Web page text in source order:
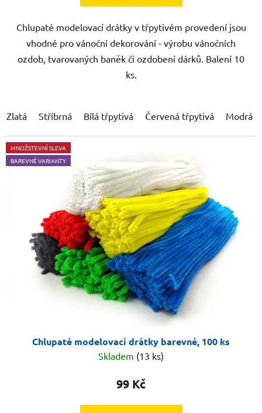
Chlupaté modelovací drátky v třpytivém provedení jsou
vhodné pro vánoční dekorování - výrobu vánočních
ozdob, tvarovaných baněk či ozdobení dárků. Balení 10
ks.
Zlatá Stříbrná Bílá třpytivá Červená třpytivá Modrá
MNOŽSTEVNÍ SLEVA
BAREVNÉ VARIANTY
Chlupaté modelovací drátky barevné, 100 ks
Skladem (13 ks)
99 Kč